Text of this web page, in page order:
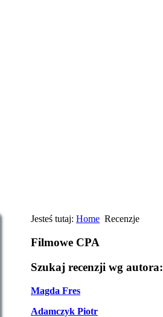
Jesteś tutaj: Home Recenzje
Filmowe CPA
Szukaj recenzji wg autora:
Magda Fres
Adamczyk Piotr